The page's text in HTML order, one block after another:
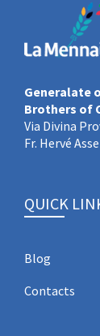
Generalate
Brothers of
Via Divina
Fr. Hervé Asse
QUICK
Blog
Contacts